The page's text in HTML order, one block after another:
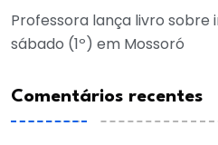
Professora lança livro sobre
sábado (1º) em Mossoró
Comentários recentes